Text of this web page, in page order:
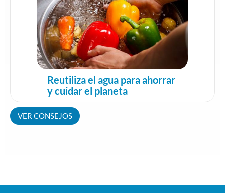
Reutiliza el agua para ahorrar
y cuidar el planeta
VER CONSEJOS